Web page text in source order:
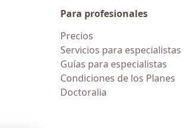
Para profesionales
Precios
Servicios para especialistas
Guías para especialistas
Condiciones de los Planes
Doctoralia